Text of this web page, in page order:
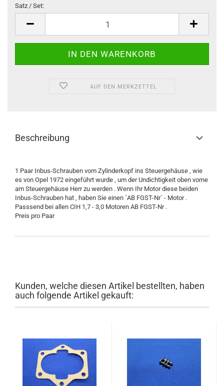
Satz / Set:
Set
AUF DEN MERKZETTEL
Beschreibung
1 Paar Inbus-Schrauben vom Zylinderkopf ins Steuergehäuse , wie
es von Opel 1972 eingeführt wurde , um der Undichtigkeit oben vorne
am Steuergehäuse Herr zu werden . Wenn Ihr Motor diese beiden
Inbus-Schrauben hat , haben Sie einen ´AB FGST-Nr´ - Motor .
Passsend bei allen CIH 1,7 - 3,0 Motoren AB FGST-Nr .
Preis pro Paar
Kunden, welche diesen Artikel bestellten, haben
auch folgende Artikel gekauft: